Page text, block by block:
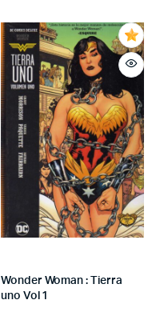
Wonder Woman : Tierra
uno Vol 1